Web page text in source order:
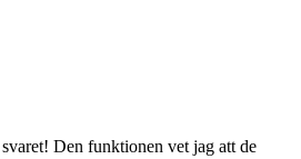
Den funktionen vet jag att de